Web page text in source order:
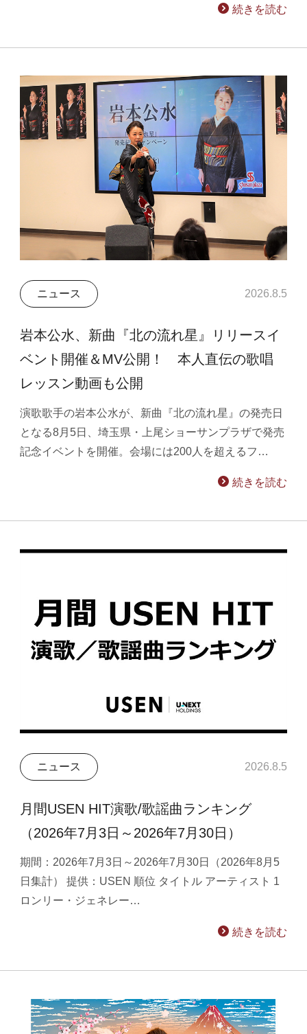
続きを読む
ニュース 2026.8.5
岩本公水、新曲『北の流れ星』リリースイ
ベント開催＆MV公開！ 本人直伝の歌唱
レッスン動画も公開
演歌歌手の岩本公水が、新曲『北の流れ星』の発売日
となる8月5日、埼玉県・上尾ショーサンプラザで発売
記念イベントを開催。会場には200人を超えるフ…
続きを読む
ニュース 2026.8.5
月間USEN HIT演歌/歌謡曲ランキング
（2026年7月3日～2026年7月30日）
期間：2026年7月3日～2026年7月30日（2026年8月5
日集計） 提供：USEN 順位 タイトル アーティスト 1
ロンリー・ジェネレー…
続きを読む